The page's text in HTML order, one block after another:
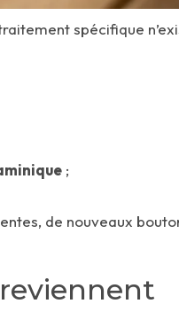
spécifique
;
de nouveaux